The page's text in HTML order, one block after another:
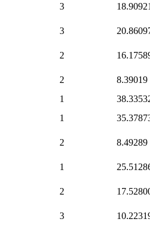
3
3
2
2
8.39019
1
1
2 8.49289
1
2
3